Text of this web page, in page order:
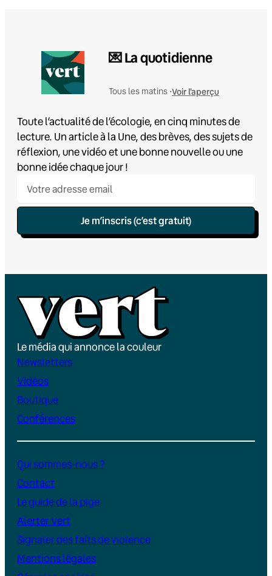
💌 La quotidienne
Tous les matins •Voir l'aperçu
Toute l’actualité de l’écologie, en cinq minutes de
lecture. Un article à la Une, des brèves, des sujets de
réflexion, une vidéo et une bonne nouvelle ou une
bonne idée chaque jour !
Je m’inscris (c’est gratuit)
Le média qui annonce la couleur
Newsletters
Vidéos
Boutique
Conférences
Qui sommes-nous ?
Contact
Le guide de la pige
Alerter Vert
Signaler des faits de violence
Mentions légales